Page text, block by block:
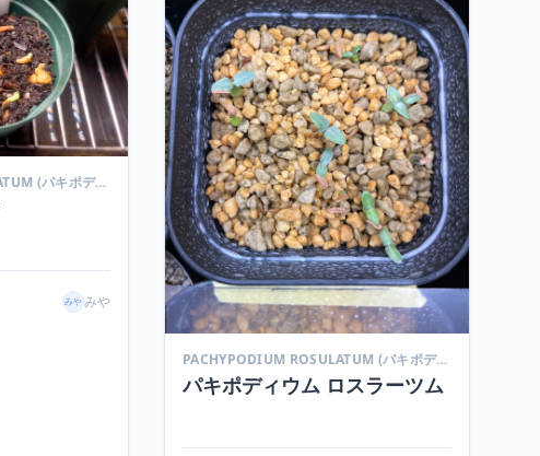
PACHYPODIUM ROSULATUM (パキポディウム ロスラーツム)
みや
PACHYPODIUM ROSULATUM (パキポディウム ロスラーツム)
パキポディウム ロスラーツム